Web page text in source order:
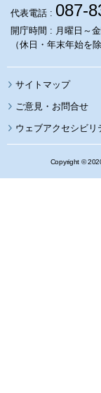
代表電話 : 087-
開庁時間 : 月曜日～
（休日・年末年始を除
サイトマップ
ウェブアクセシビリ
Copyright ©